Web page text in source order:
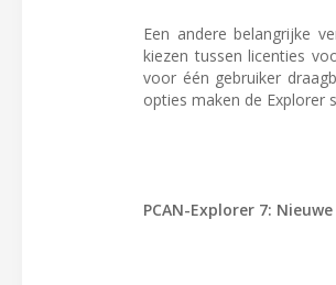
Een andere belangrijke
kiezen tussen licenties
voor één gebruiker
opties maken de Explorer
PCAN-Explorer 7: